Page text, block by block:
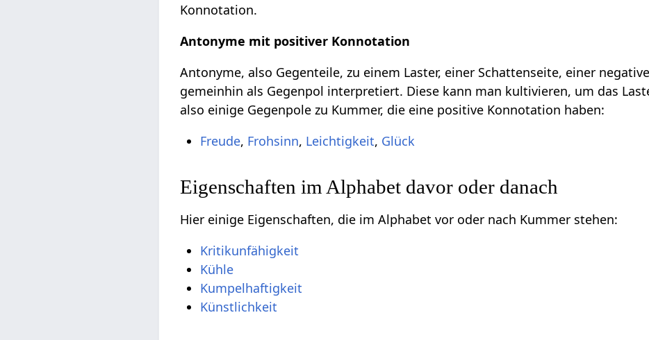
Konnotation.
Antonyme mit positiver Konnotation
Antonyme, also Gegenteile, zu einem Laster, einer Schattenseite, einer
gemeinhin als Gegenpol interpretiert. Diese kann man kultivieren, um das
also einige Gegenpole zu Kummer, die eine positive Konnotation haben:
Freude, Frohsinn, Leichtigkeit, Glück
Eigenschaften im Alphabet davor oder danach
Hier einige Eigenschaften, die im Alphabet vor oder nach Kummer stehen:
Kritikunfähigkeit
Kühle
Kumpelhaftigkeit
Künstlichkeit